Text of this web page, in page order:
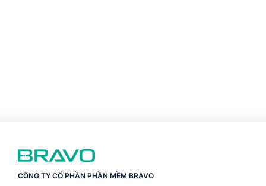
CÔNG TY CỔ PHẦN PHẦN MỀM BRAVO